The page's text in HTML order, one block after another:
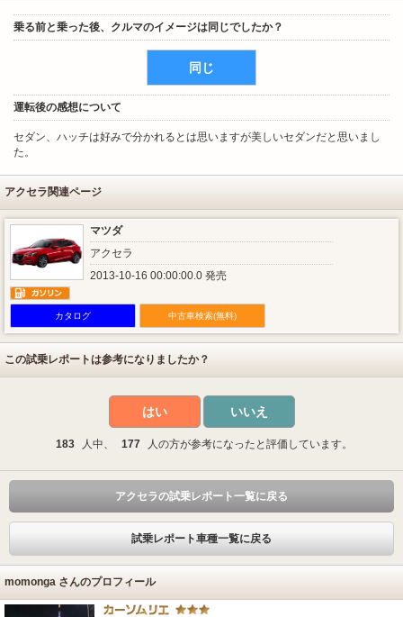
乗る前と乗った後、クルマのイメージは同じでしたか？
同じ
運転後の感想について
セダン、ハッチは好みで分かれるとは思いますが美しいセダンだと思いまし
た。
アクセラ関連ページ
マツダ
アクセラ
2013-10-16 00:00:00.0 発売
カタログ 中古車検索(無料)
この試乗レポートは参考になりましたか？
はい いいえ
183 人中、 177 人の方が参考になったと評価しています。
アクセラの試乗レポート一覧に戻る
試乗レポート車種一覧に戻る
momonga さんのプロフィール